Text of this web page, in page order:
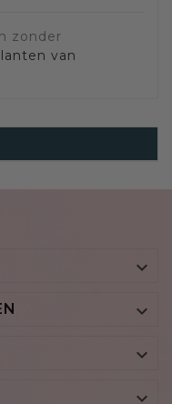
zonder
van



